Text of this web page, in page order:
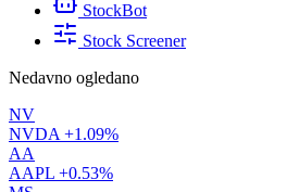
StockBot
Stock Screener
Nedavno ogledano
NV
NVDA +1.09%
AA
AAPL +0.53%